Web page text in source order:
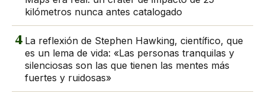
kilómetros nunca antes catalogado
4 La reflexión de Stephen Hawking, científico, que
es un lema de vida: «Las personas tranquilas y
silenciosas son las que tienen las mentes más
fuertes y ruidosas»